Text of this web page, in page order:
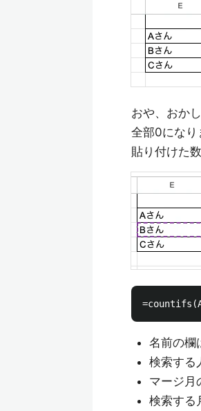
おや、おか
全部0になり
貼り付けた
名前の欄
検索する
マージ月
検索する